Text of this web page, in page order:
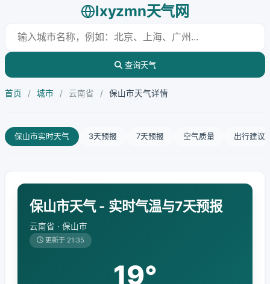
lxyzmn天气网
查询天气
首页 / 城市 / 云南省 / 保山市天气详情
保山市实时天气 3天预报 7天预报 空气质量 出行建议
保山市天气 - 实时气温与7天预报
云南省 · 保山市
更新于 21:35
19°